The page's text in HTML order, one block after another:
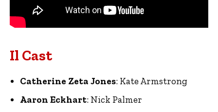
Il Cast
Catherine Zeta Jones: Kate Armstrong
Aaron Eckhart: Nick Palmer